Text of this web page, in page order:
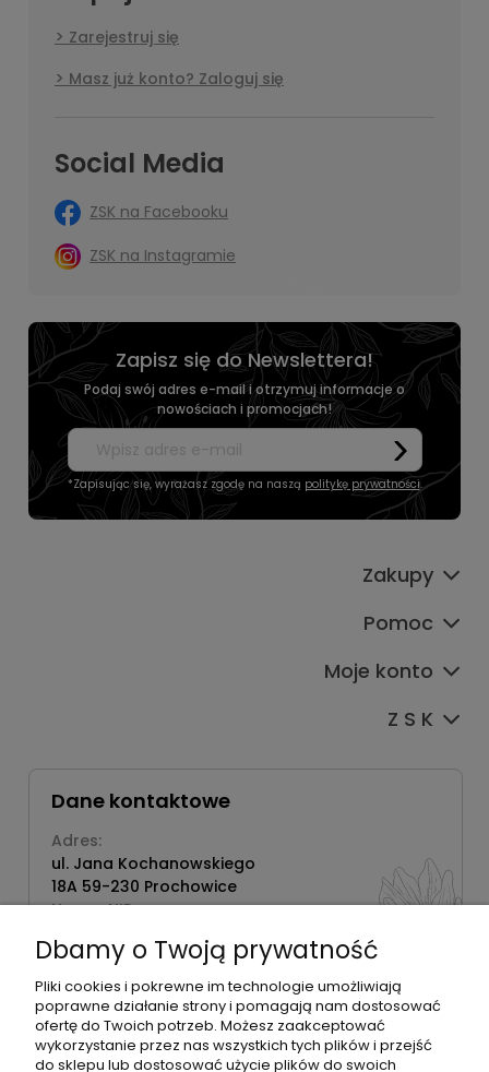
Zarejestruj się
Masz już konto? Zaloguj się
Social Media
ZSK na Facebooku
ZSK na Instagramie
Zapisz się do Newslettera!
Podaj swój adres e-mail i otrzymuj informacje o
nowościach i promocjach!
*Zapisując się, wyrażasz zgodę na naszą politykę prywatności.
Zakupy
Pomoc
Moje konto
Z S K
Dane kontaktowe
Adres:
ul. Jana Kochanowskiego
18A 59-230 Prochowice
Numer NIP:
Telefon:
518358020
Dbamy o Twoją prywatność
Pliki cookies i pokrewne im technologie umożliwiają
poprawne działanie strony i pomagają nam dostosować
ofertę do Twoich potrzeb. Możesz zaakceptować
wykorzystanie przez nas wszystkich tych plików i przejść
do sklepu lub dostosować użycie plików do swoich